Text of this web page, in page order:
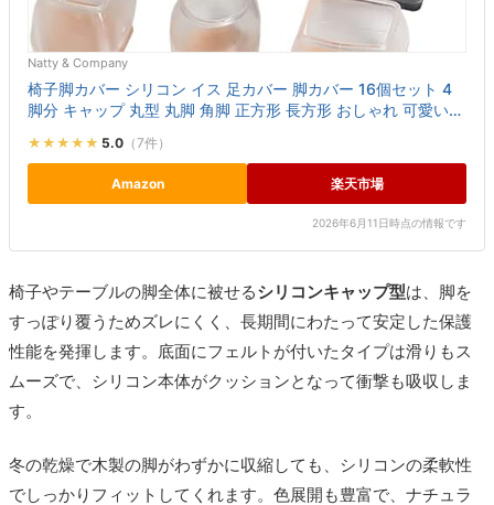
Natty & Company
椅子脚カバー シリコン イス 足カバー 脚カバー 16個セット 4
脚分 キャップ 丸型 丸脚 角脚 正方形 長方形 おしゃれ 可愛い
★★★★★ 5.0 （7件）
Amazon 楽天市場
2026年6月11日時点の情報です
椅子やテーブルの脚全体に被せるシリコンキャップ型は、脚を
すっぽり覆うためズレにくく、長期間にわたって安定した保護
性能を発揮します。底面にフェルトが付いたタイプは滑りもス
ムーズで、シリコン本体がクッションとなって衝撃も吸収しま
す。
冬の乾燥で木製の脚がわずかに収縮しても、シリコンの柔軟性
でしっかりフィットしてくれます。色展開も豊富で、ナチュラ